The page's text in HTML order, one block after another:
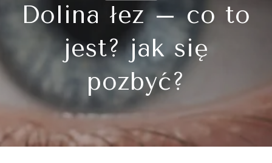
Dolina łez – co to
jest? jak się
pozbyć?